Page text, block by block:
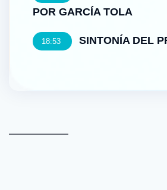
POR GARCÍA TOLA
18:53 SINTONÍA DEL